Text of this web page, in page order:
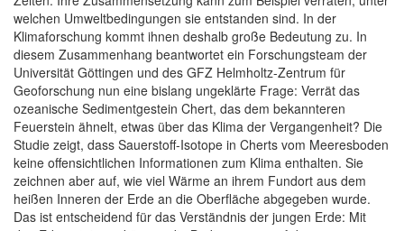
welchen Umweltbedingungen sie entstanden sind. In der
Klimaforschung kommt ihnen deshalb große Bedeutung zu. In
diesem Zusammenhang beantwortet ein Forschungsteam der
Universität Göttingen und des GFZ Helmholtz-Zentrum für
Geoforschung nun eine bislang ungeklärte Frage: Verrät das
ozeanische Sedimentgestein Chert, das dem bekannteren
Feuerstein ähnelt, etwas über das Klima der Vergangenheit? Die
Studie zeigt, dass Sauerstoff-Isotope in Cherts vom Meeresboden
keine offensichtlichen Informationen zum Klima enthalten. Sie
zeichnen aber auf, wie viel Wärme an ihrem Fundort aus dem
heißen Inneren der Erde an die Oberfläche abgegeben wurde.
Das ist entscheidend für das Verständnis der jungen Erde: Mit